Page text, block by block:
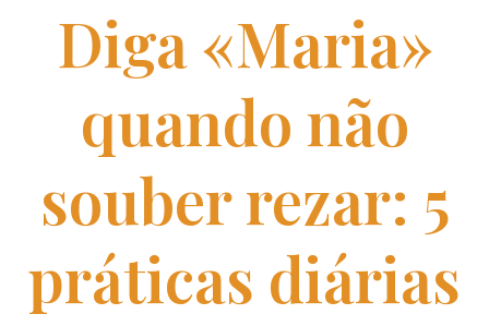
Diga «Maria»
quando não
souber rezar: 5
práticas diárias